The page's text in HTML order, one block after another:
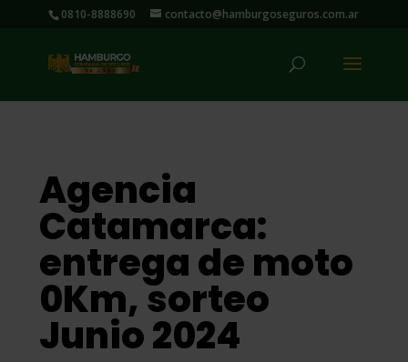
0810-8888690 contacto@hamburgoseguros.com.ar
Agencia
Catamarca:
entrega de moto
0Km, sorteo
Junio 2024